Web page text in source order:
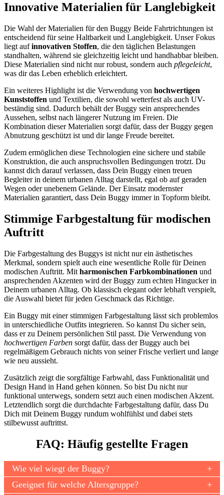
Innovative Materialien für Langlebigkeit
Die Wahl der Materialien für den Buggy Beide Fahrtrichtungen ist
entscheidend für seine Haltbarkeit und Langlebigkeit. Unser Fokus
liegt aufinnovativen Stoffen, die den täglichen Belastungen
standhalten, während sie gleichzeitig leicht und handhabbar bleiben.
Diese Materialien sind nicht nur robust, sondern auch pflegeleicht,
was dir das Leben erheblich erleichtert.
Ein weiteres Highlight ist die Verwendung von hochwertigen
Kunststoffen und Textilien, die sowohl wetterfest als auch UV-
beständig sind. Dadurch behält der Buggy sein ansprechendes
Aussehen, selbst nach längerer Nutzung im Freien. Die
Kombination dieser Materialien sorgt dafür, dass der Buggy gegen
Abnutzung geschützt ist und dir lange Freude bereitet.
Zudem ermöglichen diese Technologien eine sichere und stabile
Konstruktion, die auch anspruchsvollen Bedingungen trotzt. Du
kannst dich darauf verlassen, dass Dein Buggy einen treuen
Begleiter in deinem urbanen Alltag darstellt, egal ob auf geraden
Wegen oder unebenem Gelände. Der Einsatz modernster
Materialien garantiert, dass Dein Buggy immer in Topform bleibt.
Stimmige Farbgestaltung für modischen
Auftritt
Die Farbgestaltung des Buggys ist nicht nur ein ästhetisches
Merkmal, sondern spielt auch eine wesentliche Rolle für Deinen
modischen Auftritt. Mit harmonischen Farbkombinationen und
ansprechenden Akzenten wird der Buggy zum echten Hingucker in
Deinem urbanen Alltag. Ob klassisch elegant oder lebhaft verspielt,
die Auswahl bietet für jeden Geschmack das Richtige.
Ein Buggy mit einer stimmigen Farbgestaltung lässt sich problemlos
in unterschiedliche Outfits integrieren. So kannst Du sicher sein,
dass er zu Deinem persönlichen Stil passt. Die Verwendung von
hochwertigen Farben sorgt dafür, dass der Buggy auch bei
regelmäßigem Gebrauch nichts von seiner Frische verliert und lange
wie neu aussieht.
Zusätzlich zeigt die sorgfältige Farbwahl, dass Funktionalität und
Design Hand in Hand gehen können. So bist Du nicht nur
funktional unterwegs, sondern setzt auch einen modischen Akzent.
Letztendlich sorgt die durchdachte Farbgestaltung dafür, dass Du
Dich mit Deinem Buggy rundum wohlfühlst und dabei stets
stilbewusst auftrittst.
FAQ: Häufig gestellte Fragen
Wie viel wiegt der Buggy?
Geeignet für welche Altersgruppe?